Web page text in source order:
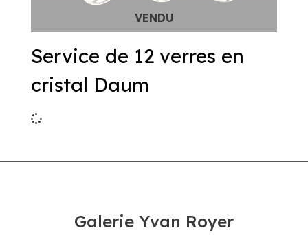
Service de 12 verres en
cristal Daum
Galerie Yvan Royer